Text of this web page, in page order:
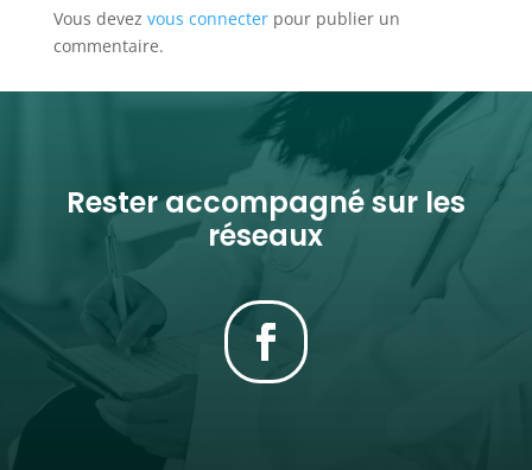
Vous devez vous connecterpour publier un
commentaire.
Rester accompagné sur les
réseaux